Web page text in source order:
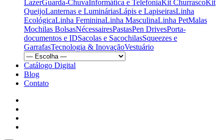
LazerGuarda-ChuvaInformática e TelefoniaKit ChurrascoKit
QueijoLanternas e LumináriasLápis e LapiseirasLinha
EcológicaLinha FemininaLinha MasculinaLinha PetMalas
Mochilas BolsasNécessairesPastasPen DrivesPorta-
documentos e IDSacolas e SacochilasSqueezes e
GarrafasTecnologia & InovaçãoVestuário
Catálogo Digital
Blog
Contato